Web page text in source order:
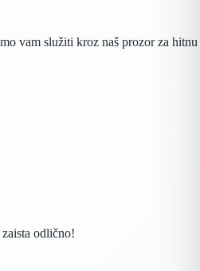
vam služiti kroz naš prozor za hitnu
odlično!